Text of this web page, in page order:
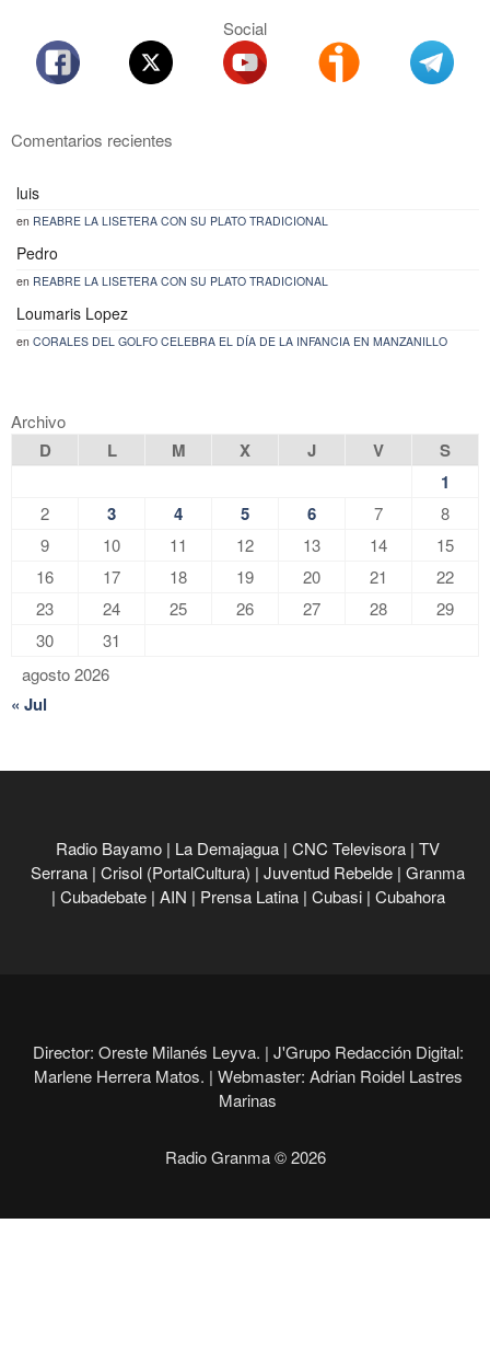
Social
Comentarios recientes
luis
en REABRE LA LISETERA CON SU PLATO TRADICIONAL
Pedro
en REABRE LA LISETERA CON SU PLATO TRADICIONAL
Loumaris Lopez
en CORALES DEL GOLFO CELEBRA EL DÍA DE LA INFANCIA EN MANZANILLO
Archivo
agosto 2026
D L M X J V
S
1
2 3 4 5 6 7
8
9
10 11 12 13 14
15
16
17 18 19 20 21
22
23
24 25 26 27 28
29
30
31
« Jul
Radio Bayamo | La Demajagua | CNC Televisora | TV
Serrana | Crisol (PortalCultura) | Juventud Rebelde | Granma
| Cubadebate | AIN | Prensa Latina | Cubasi | Cubahora
Director: Oreste Milanés Leyva. | J'Grupo Redacción Digital:
Marlene Herrera Matos. | Webmaster: Adrian Roidel Lastres
Marinas
Radio Granma © 2026